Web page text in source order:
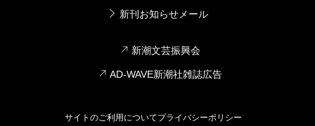
新刊お知らせメール
新潮文芸振興会
AD-WAVE新潮社雑誌広告
サイトのご利用についてプライバシーポリシー